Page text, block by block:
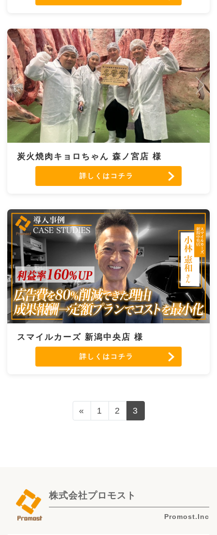
炭火焼肉キョロちゃん 森ノ宮店 様
詳しくはコチラ
スマイルカーズ 新潟中央店 様
詳しくはコチラ
投稿ナビゲーション
« 1 2 3
株式会社プロモスト
Promost.Inc